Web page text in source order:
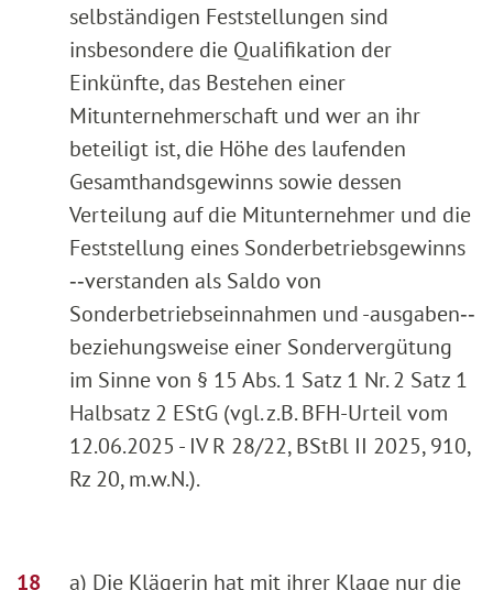
selbständigen Feststellungen sind
insbesondere die Qualifikation der
Einkünfte, das Bestehen einer
Mitunternehmerschaft und wer an ihr
beteiligt ist, die Höhe des laufenden
Gesamthandsgewinns sowie dessen
Verteilung auf die Mitunternehmer und die
Feststellung eines Sonderbetriebsgewinns
‑‑verstanden als Saldo von
Sonderbetriebseinnahmen und -ausgaben‑‑
beziehungsweise einer Sondervergütung
im Sinne von § 15 Abs. 1 Satz 1 Nr. 2 Satz 1
Halbsatz 2 EStG (vgl. z.B. BFH-Urteil vom
12.06.2025 - IV R 28/22, BStBl II 2025, 910,
Rz 20, m.w.N.).
a) Die Klägerin hat mit ihrer Klage nur die